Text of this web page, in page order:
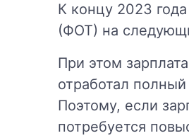
К концу 2023
(ФОТ) на
При этом
отработал
Поэтому, если
потребуется